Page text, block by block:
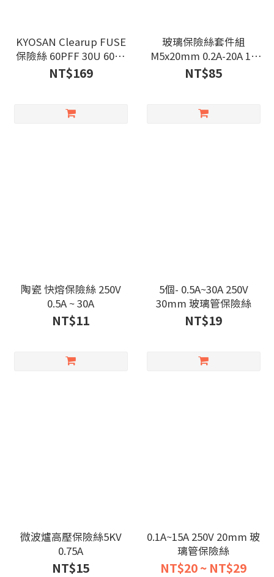
KYOSAN Clearup FUSE
保險絲 60PFF 30U 600V
30A【限量】
NT$169
玻璃保險絲套件組
M5x20mm 0.2A-20A 10
種/100個
NT$85
陶瓷 快熔保險絲 250V
0.5A ~ 30A
NT$11
5個- 0.5A~30A 250V
30mm 玻璃管保險絲
NT$19
微波爐高壓保險絲5KV
0.75A
NT$15
0.1A~15A 250V 20mm 玻
璃管保險絲
NT$20 ~ NT$29